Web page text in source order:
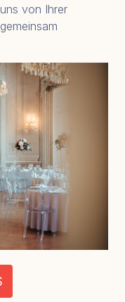
von Ihrer